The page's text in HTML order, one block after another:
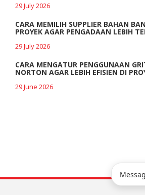
29 July 2026
CARA MEMILIH SUPPLIER BAHAN
PROYEK AGAR PENGADAAN LEBIH
29 July 2026
CARA MENGATUR PENGGUNAAN
NORTON AGAR LEBIH EFISIEN DI
29 June 2026